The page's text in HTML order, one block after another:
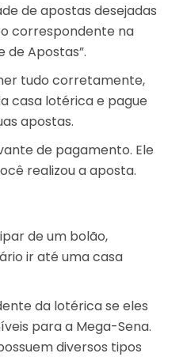
de apostas desejadas
correspondente na
de Apostas”.
tudo corretamente,
casa lotérica e pague
apostas.
de pagamento. Ele
realizou a aposta.
de um bolão,
ir até uma casa
da lotérica se eles
para a Mega-Sena.
diversos tipos